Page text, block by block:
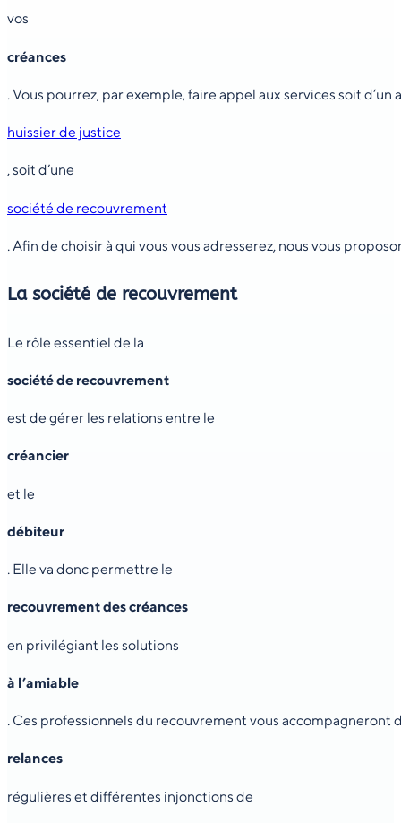
vos
créances
. Vous pourrez, par exemple, faire appel aux services soit d’un
huissier de justice
, soit d’une
société de recouvrement
. Afin de choisir à qui vous vous adresserez, nous vous
La société de recouvrement
Le rôle essentiel de la
société de recouvrement
est de gérer les relations entre le
créancier
et le
débiteur
. Elle va donc permettre le
recouvrement des créances
en privilégiant les solutions
à l’amiable
. Ces professionnels du recouvrement vous
relances
régulières et différentes injonctions de